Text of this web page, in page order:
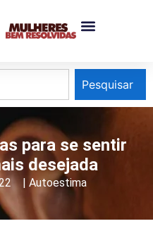
Pesquisar
para se sentir
desejada
| Autoestima